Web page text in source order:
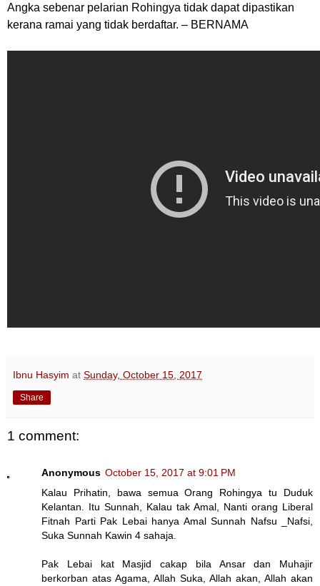
Angka sebenar pelarian Rohingya tidak dapat dipastikan
kerana ramai yang tidak berdaftar. – BERNAMA
Ibnu Hasyim at Sunday, October 15, 2017
Share
1 comment:
Anonymous October 15, 2017 at 9:01 PM
Kalau Prihatin, bawa semua Orang Rohingya tu Duduk
Kelantan. Itu Sunnah, Kalau tak Amal, Nanti orang Liberal
Fitnah Parti Pak Lebai hanya Amal Sunnah Nafsu _Nafsi,
Suka Sunnah Kawin 4 sahaja.
Pak Lebai kat Masjid cakap bila Ansar dan Muhajir
berkorban atas Agama, Allah Suka, Allah akan, Allah akan